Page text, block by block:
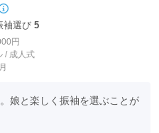
袖選び 5
円
/ 成人式
娘と楽しく振袖を選ぶことが